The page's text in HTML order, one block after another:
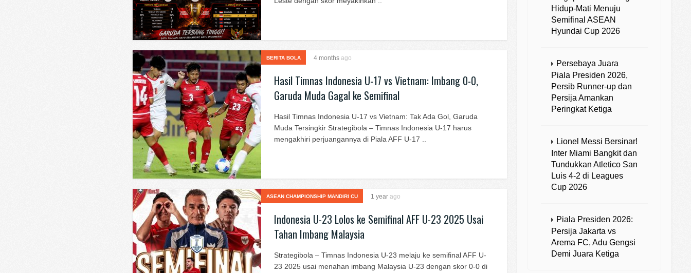
BERITA BOLA 4 months ago
Hasil Timnas Indonesia U-17 vs Vietnam: Imbang 0-0,
Garuda Muda Gagal ke Semifinal
Hasil Timnas Indonesia U-17 vs Vietnam: Tak Ada Gol, Garuda
Muda Tersingkir Strategibola – Timnas Indonesia U-17 harus
mengakhiri perjuangannya di Piala AFF U-17 ..
ASEAN CHAMPIONSHIP MANDIRI CU 1 year ago
Indonesia U-23 Lolos ke Semifinal AFF U-23 2025 Usai
Tahan Imbang Malaysia
Strategibola – Timnas Indonesia U-23 melaju ke semifinal AFF U-
23 2025 usai menahan imbang Malaysia U-23 dengan skor 0-0 di
Hidup-Mati Menuju
Semifinal ASEAN
Hyundai Cup 2026
Persebaya Juara
Piala Presiden 2026,
Persib Runner-up dan
Persija Amankan
Peringkat Ketiga
Lionel Messi Bersinar!
Inter Miami Bangkit dan
Tundukkan Atletico San
Luis 4-2 di Leagues
Cup 2026
Piala Presiden 2026:
Persija Jakarta vs
Arema FC, Adu Gengsi
Demi Juara Ketiga